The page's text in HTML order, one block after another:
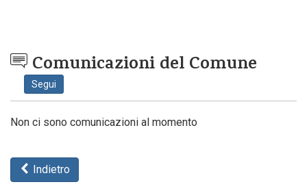
Comunicazioni del Comune
Segui
Non ci sono comunicazioni al momento
Indietro